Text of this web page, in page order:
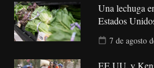
Una lechuga
Estados
7 de agosto
EE.UU. y